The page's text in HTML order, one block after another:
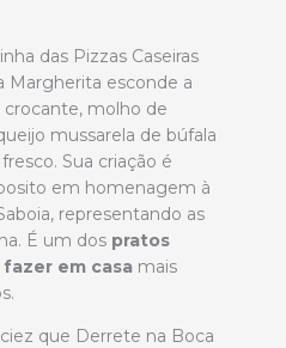
das Pizzas Caseiras
Margherita esconde a
crocante, molho de
mussarela de búfala
Sua criação é
em homenagem à
representando as
É um dos pratos
em casa mais
que Derrete na Boca